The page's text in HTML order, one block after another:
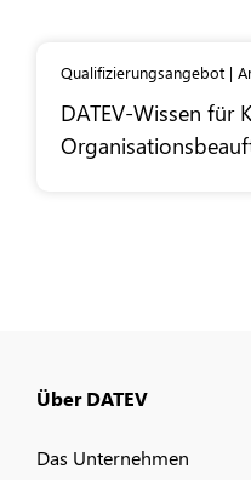
Qualifizierungsangebot |
DATEV-Wissen für
Über DATEV
Das Unternehmen